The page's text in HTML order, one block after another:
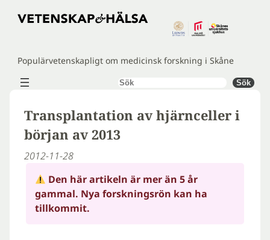
Hoppa
Populärvetenskapligt om medicinsk forskning i Skåne
Sök Sök
Transplantation av hjärnceller i
början av 2013
2012-11-28
Den här artikeln är mer än 5 år
gammal. Nya forskningsrön kan ha
tillkommit.